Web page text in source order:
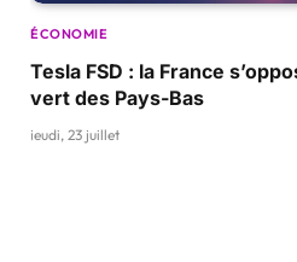
ÉCONOMIE
Tesla FSD : la France
vert des Pays-Bas
jeudi, 23 juillet